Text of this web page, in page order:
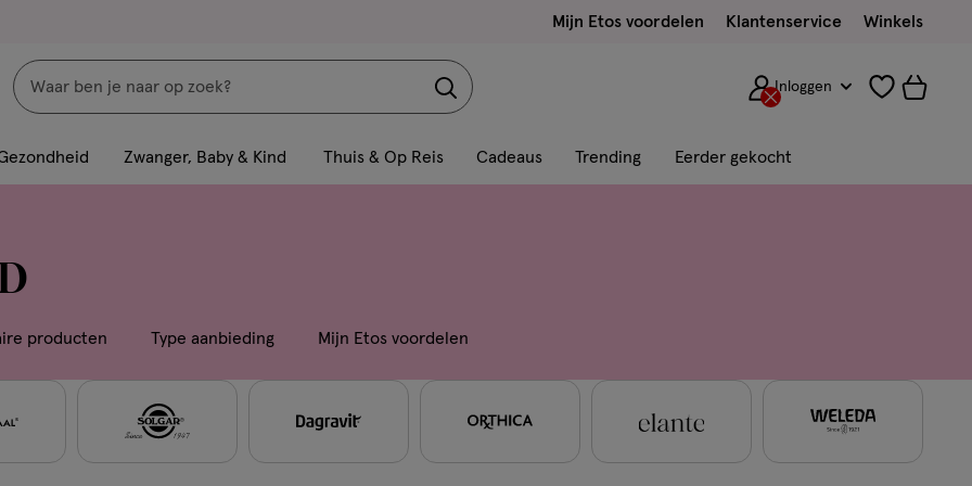
Mijn Etos voordelen Klantenservice Winkels
Zoeken
met
dit
een
volledig
met
geavanceerde
Inloggen
Zwanger, Baby & Kind Thuis & Op Reis Cadeaus Trending Eerder gekocht
producten Type aanbieding Mijn Etos voordelen